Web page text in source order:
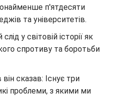
п'ятдесяти
та університетів.
у світовій історії як
спротиву та боротьби
сказав: Існує три
проблеми, з якими ми